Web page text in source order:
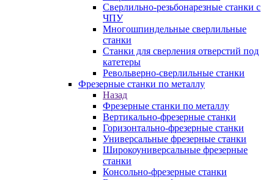
Сверлильно-резьбонарезные станки с
ЧПУ
Многошпиндельные сверлильные
станки
Станки для сверления отверстий под
катетеры
Револьверно-сверлильные станки
Фрезерные станки по металлу
Назад
Фрезерные станки по металлу
Вертикально-фрезерные станки
Горизонтально-фрезерные станки
Универсальные фрезерные станки
Широкоуниверсальные фрезерные
станки
Консольно-фрезерные станки